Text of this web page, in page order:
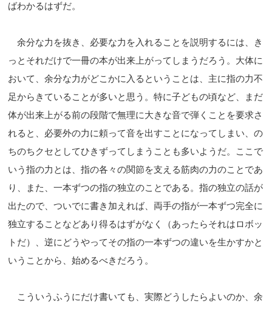
ばわかるはずだ。
余分な力を抜き、必要な力を入れることを説明するには、き
っとそれだけで一冊の本が出来上がってしまうだろう。大体に
おいて、余分な力がどこかに入るということは、主に指の力不
足からきていることが多いと思う。特に子どもの頃など、まだ
体が出来上がる前の段階で無理に大きな音で弾くことを要求さ
れると、必要外の力に頼って音を出すことになってしまい、の
ちのちクセとしてひきずってしまうことも多いようだ。ここで
いう指の力とは、指の各々の関節を支える筋肉の力のことであ
り、また、一本ずつの指の独立のことである。指の独立の話が
出たので、ついでに書き加えれば、両手の指が一本ずつ完全に
独立することなどあり得るはずがなく（あったらそれはロボッ
トだ）、逆にどうやってその指の一本ずつの違いを生かすかと
いうことから、始めるべきだろう。
こういうふうにだけ書いても、実際どうしたらよいのか、余